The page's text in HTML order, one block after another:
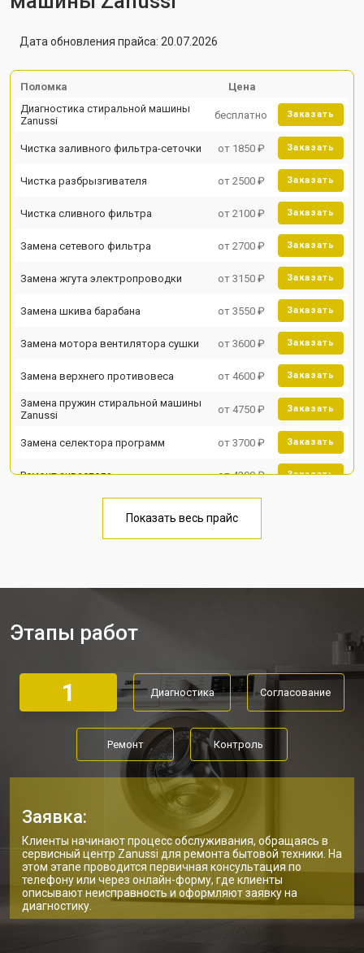
Дата обновления прайса: 20.07.2026
Поломка
Цена
Диагностика стиральной машины
Zanussi
бесплатно Заказать
Чистка заливного фильтра-сеточки от 1850 ₽ Заказать
Чистка разбрызгивателя от 2500 ₽ Заказать
Чистка сливного фильтра от 2100 ₽ Заказать
Замена сетевого фильтра от 2700 ₽ Заказать
Замена жгута электропроводки от 3150 ₽ Заказать
Замена шкива барабана от 3550 ₽ Заказать
Замена мотора вентилятора сушки от 3600 ₽ Заказать
Замена верхнего противовеса от 4600 ₽ Заказать
Замена пружин стиральной машины
Zanussi
от 4750 ₽ Заказать
Замена селектора программ от 3700 ₽ Заказать
Ремонт аквастопа от 4200 ₽ Заказать
от 3450 ₽
Ремонт или замена петли двери
Ремонт или замена патрубка от 3250 ₽ Заказать
Ремонт платы управления
(восстановление)
Корпусный ремонт (замена резинок,
креплений, кнопок)
от 1850 ₽
от 2750 ₽
Замена щёток стиральной машины
Zanussi
от 3100 ₽
Замена амортизаторов от 2000 ₽ Заказать
Замена подшипников от 2800 ₽ Заказать
Замена мотора стиральной машины
Zanussi
от 3800 ₽ Заказать
Показать весь прайс
Этапы работ
1 Диагностика Согласование
Ремонт Контроль
Заявка:
Клиенты начинают процесс обслуживания, обращаясь в
сервисный центр Zanussi для ремонта бытовой техники. На
этом этапе проводится первичная консультация по
телефону или через онлайн-форму, где клиенты
описывают неисправность и оформляют заявку на
диагностику.